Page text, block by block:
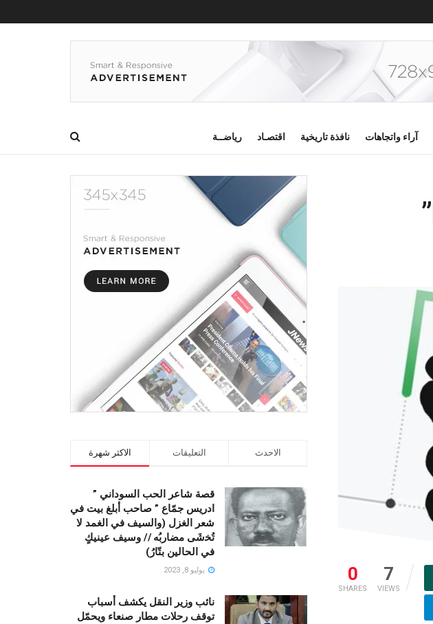
آراء واتجاهات نافذة تاريخية اقتصـاد رياضــة
0
SHARES
7
VIEWS
الاكثر شهرة التعليقات الاحدث
قصة شاعر الحب السوداني ”
ادريس جمّاع ” صاحب أبلغ بيت في
شعر الغزل (وﺍﻟﺴﻴﻒ ﻓﻲ الغمد ﻻ
ﺗُﺨشَى مضاربُه // ﻭﺳﻴﻒ ﻋﻴﻨﻴﻚٍ
ﻓﻲ ﺍﻟﺤﺎﻟﻴﻦ ﺑﺘّﺎﺭُ)
يوليو 8, 2023
نائب وزير النقل يكشف أسباب
توقف رحلات مطار صنعاء ويحمّل